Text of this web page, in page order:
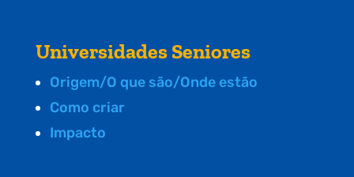
Universidades Seniores
Origem/O que são/Onde estão
Como criar
Impacto